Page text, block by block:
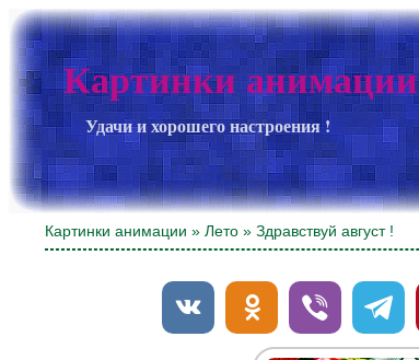
Картинки анимации
Удачи и хорошего настроения !
Картинки анимации »Лето » Здравствуй август !